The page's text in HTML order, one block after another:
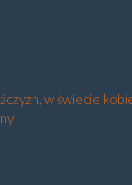
w świecie